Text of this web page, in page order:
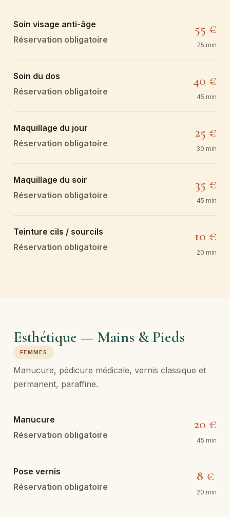
Soin visage anti-âge
Réservation obligatoire
55 €
75 min
Soin du dos
Réservation obligatoire
40 €
45 min
Maquillage du jour
Réservation obligatoire
25 €
30 min
Maquillage du soir
Réservation obligatoire
35 €
45 min
Teinture cils / sourcils
Réservation obligatoire
10 €
20 min
Esthétique — Mains & Pieds
FEMMES
Manucure, pédicure médicale, vernis classique et
permanent, paraffine.
Manucure
Réservation obligatoire
20 €
45 min
Pose vernis
Réservation obligatoire
8 €
20 min